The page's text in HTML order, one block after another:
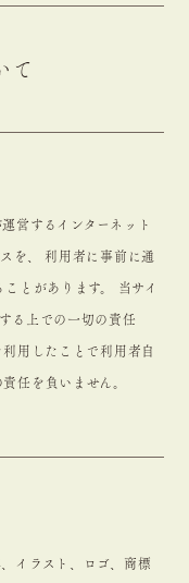
て
営するインターネット
を、 利用者に事前に通
とがあります。 当サイ
る上での一切の責任
用したことで利用者自
任を負いません。
イラスト、ロゴ、商標